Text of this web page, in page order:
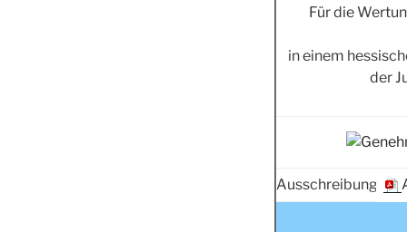
Für die
in einem
der
Ausschreibung: